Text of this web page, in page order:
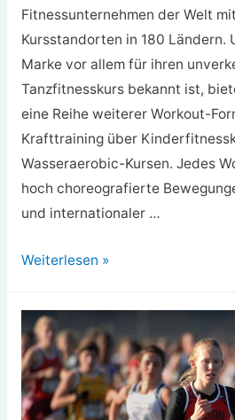
Fitnessunternehmen der Welt
Kursstandorten in 180 Ländern.
Marke vor allem für ihren
Tanzfitnesskurs bekannt ist,
eine Reihe weiterer Workout-
Krafttraining über
Wasseraerobic-Kursen. Jedes
hoch choreografierte
und internationaler …
Zumba:
Kontra,
und
wie
es
funktioniert
Weiterlesen »